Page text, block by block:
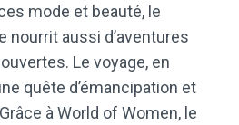
mode et beauté, le
nourrit aussi d’aventures
Le voyage, en
quête d’émancipation et
à World of Women, le